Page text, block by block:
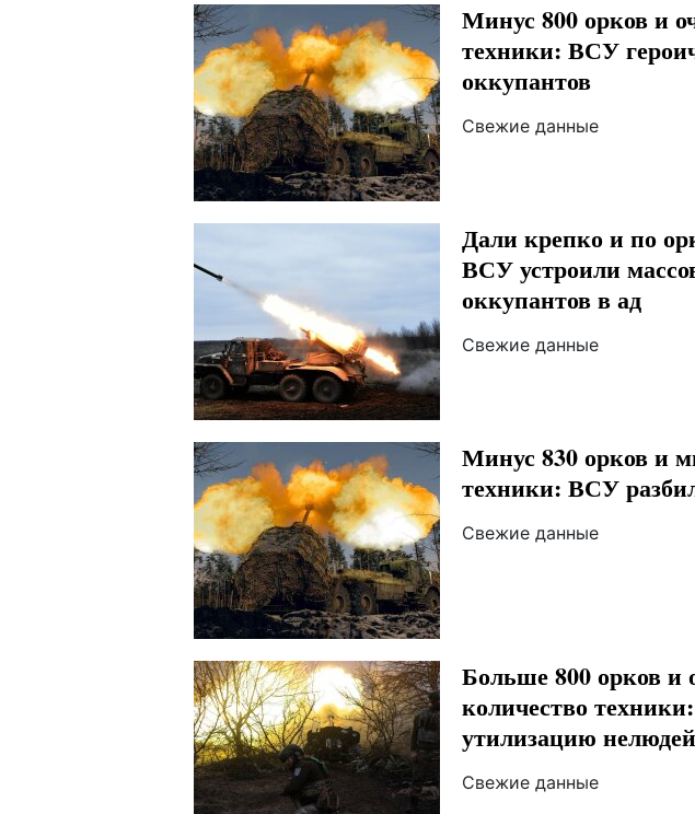
Минус 800 орков и
техники: ВСУ
оккупантов
Свежие данные
Дали крепко и по
ВСУ устроили
оккупантов в ад
Свежие данные
Минус 830 орков и
техники: ВСУ
Свежие данные
Больше 800 орков и
количество
утилизацию нелюдей
Свежие данные